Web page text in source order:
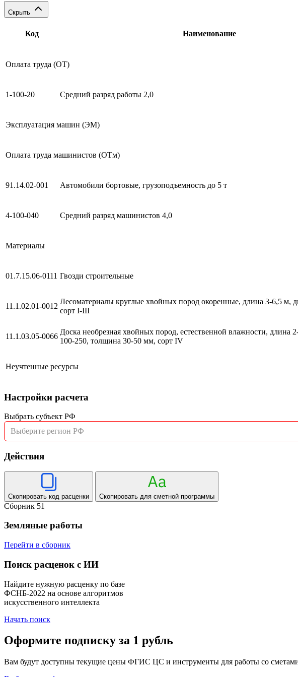
Скрыть
Код Наименование
Оплата труда (ОТ)
1-100-20 Средний разряд работы 2,0
Эксплуатация машин (ЭМ)
Оплата труда машинистов (ОТм)
91.14.02-001 Автомобили бортовые, грузоподъемность до 5 т
4-100-040 Средний разряд машинистов 4,0
Материалы
01.7.15.06-0111 Гвозди строительные
11.1.02.01-0012
Лесоматериалы круглые хвойных пород окоренные, длина 3-6,5 м,
сорт I-III
11.1.03.05-0066
Доска необрезная хвойных пород, естественной влажности, длина
100-250, толщина 30-50 мм, сорт IV
Неучтенные ресурсы
Настройки расчета
Выбрать субъект РФ
Выберите регион РФ
Действия
Скопировать код расценки Скопировать для сметной программы
Сборник 51
Земляные работы
Перейти в сборник
Поиск расценок с ИИ
Найдите нужную расценку по базе
ФСНБ-2022 на основе алгоритмов
искусственного интеллекта
Начать поиск
Оформите подписку за 1 рубль
Вам будут доступны текущие цены ФГИС ЦС и инструменты для работы со сметами